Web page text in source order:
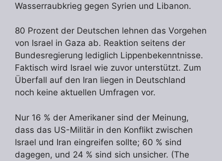
Wasserraubkrieg gegen Syrien und Libanon.
80 Prozent der Deutschen lehnen das Vorgehen
von Israel in Gaza ab. Reaktion seitens der
Bundesregierung lediglich Lippenbekenntnisse.
Faktisch wird Israel wie zuvor unterstützt. Zum
Überfall auf den Iran liegen in Deutschland
noch keine aktuellen Umfragen vor.
Nur 16 % der Amerikaner sind der Meinung,
dass das US-Militär in den Konflikt zwischen
Israel und Iran eingreifen sollte; 60 % sind
dagegen, und 24 % sind sich unsicher. (The